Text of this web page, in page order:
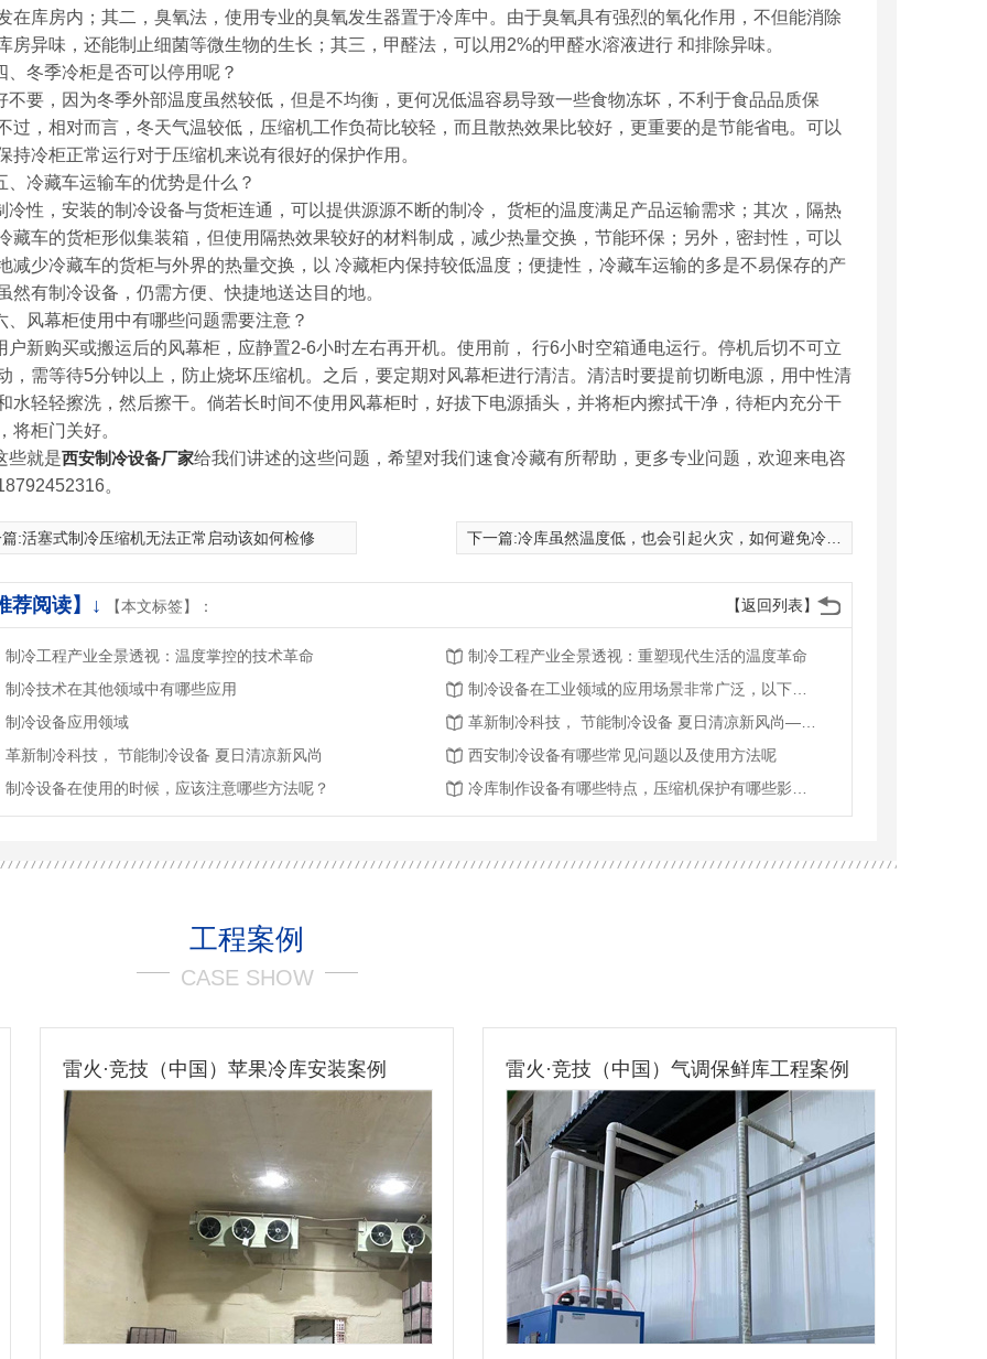
库
在库房内；其二，臭氧法，使用专业的臭氧发生器置于冷库中。由于臭氧具有强烈的氧化作用，不但能消除
房异味，还能制止细菌等微生物的生长；其三，甲醛法，可以用2%的甲醛水溶液进行 和排除异味。
、冬季冷柜是否可以停用呢？
不要，因为冬季外部温度虽然较低，但是不均衡，更何况低温容易导致一些食物冻坏，不利于食品品质保
过，相对而言，冬天气温较低，压缩机工作负荷比较轻，而且散热效果比较好，更重要的是节能省电。可以
持冷柜正常运行对于压缩机来说有很好的保护作用。
、冷藏车运输车的优势是什么？
冷性，安装的制冷设备与货柜连通，可以提供源源不断的制冷， 货柜的温度满足产品运输需求；其次，隔热
藏车的货柜形似集装箱，但使用隔热效果较好的材料制成，减少热量交换，节能环保；另外，密封性，可以
减少冷藏车的货柜与外界的热量交换，以 冷藏柜内保持较低温度；便捷性，冷藏车运输的多是不易保存的产
然有制冷设备，仍需方便、快捷地送达目的地。
、风幕柜使用中有哪些问题需要注意？
户新购买或搬运后的风幕柜，应静置2-6小时左右再开机。使用前， 行6小时空箱通电运行。停机后切不可立
，需等待5分钟以上，防止烧坏压缩机。之后，要定期对风幕柜进行清洁。清洁时要提前切断电源，用中性清
水轻轻擦洗，然后擦干。倘若长时间不使用风幕柜时，好拔下电源插头，并将柜内擦拭干净，待柜内充分干
将柜门关好。
些就是西安制冷设备厂家给我们讲述的这些问题，希望对我们速食冷藏有所帮助，更多专业问题，欢迎来电咨
。
:活塞式制冷压缩机无法正常启动该如何检修 下一篇:冷库虽然温度低，也会引起火灾，如何避免冷库的火灾发生？
【返回列表】
荐阅读】↓ 【本文标签】：
制冷工程产业全景透视：温度掌控的技术革命
制冷工程产业全景透视：重塑现代生活的温度革命
制冷技术在其他领域中有哪些应用
制冷设备应用领域
革新制冷科技， 节能制冷设备 夏日清凉新风尚
西安制冷设备有哪些常见问题以及使用方法呢
制冷设备在使用的时候，应该注意哪些方法呢？
工程案例
CASE SHOW
雷火·竞技（中国）气调保鲜库工程案例 安康石泉速冻隧道冷库安装